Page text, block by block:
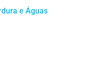
e Águas